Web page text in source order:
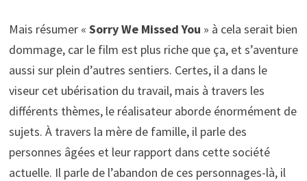
Mais résumer « Sorry We Missed You » à cela serait bien
dommage, car le film est plus riche que ça, et s’aventure
aussi sur plein d’autres sentiers. Certes, il a dans le
viseur cet ubérisation du travail, mais à travers les
différents thèmes, le réalisateur aborde énormément de
sujets. À travers la mère de famille, il parle des
personnes âgées et leur rapport dans cette société
actuelle. Il parle de l’abandon de ces personnages-là, il